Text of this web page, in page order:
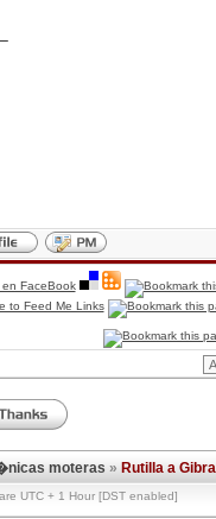
moteras » Rutilla a
UTC + 1 Hour [DST enabled]